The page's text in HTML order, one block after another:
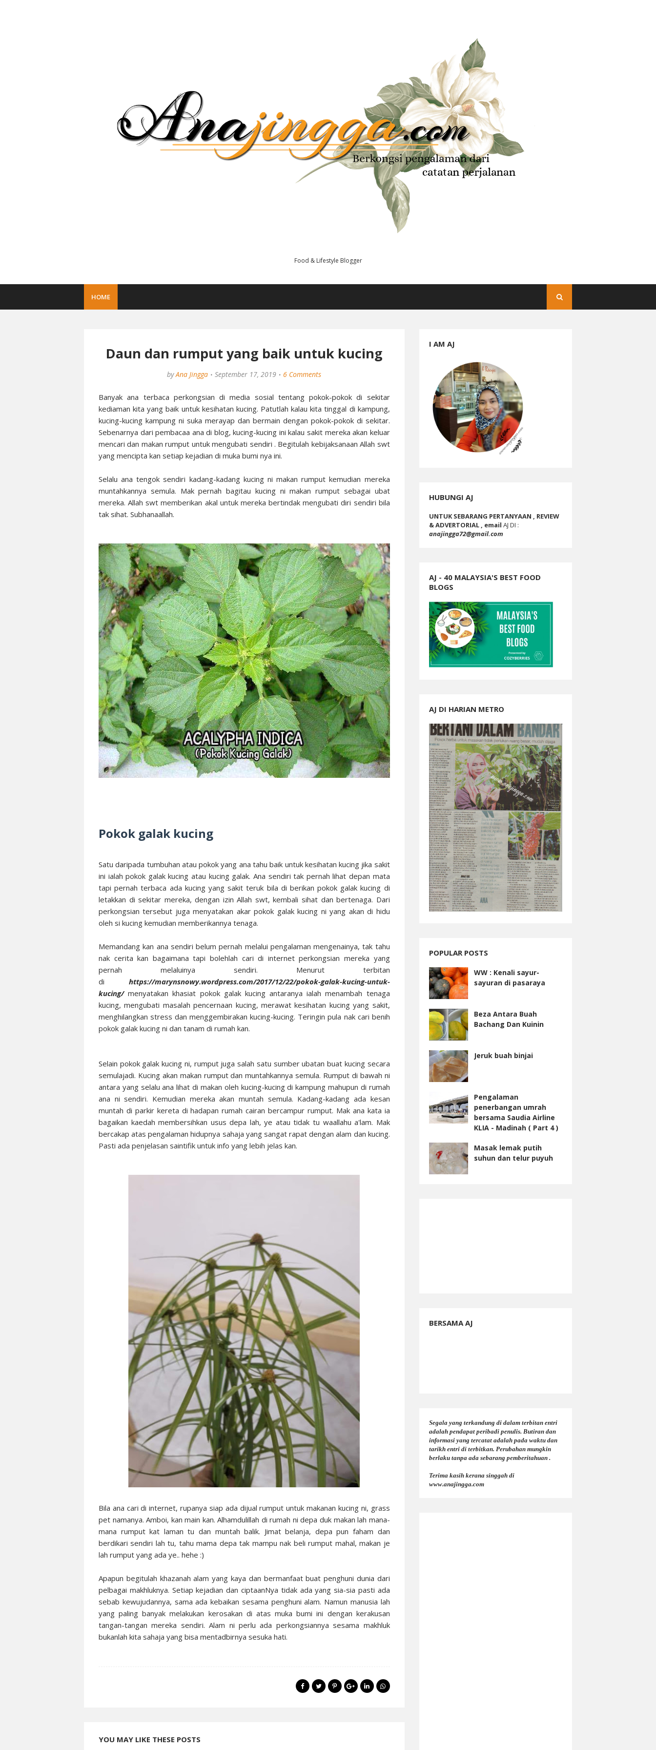
Food & Lifestyle Blogger
HOME
Daun dan rumput yang baik untuk kucing
by Ana Jingga September 17, 2019 6 Comments
Banyak ana terbaca perkongsian di media sosial tentang pokok-pokok di sekitar
kediaman kita yang baik untuk kesihatan kucing. Patutlah kalau kita tinggal di kampung,
kucing-kucing kampung ni suka merayap dan bermain dengan pokok-pokok di sekitar.
Sebenarnya dari pembacaa ana di blog, kucing-kucing ini kalau sakit mereka akan keluar
mencari dan makan rumput untuk mengubati sendiri . Begitulah kebijaksanaan Allah swt
yang mencipta kan setiap kejadian di muka bumi nya ini.
Selalu ana tengok sendiri kadang-kadang kucing ni makan rumput kemudian mereka
muntahkannya semula. Mak pernah bagitau kucing ni makan rumput sebagai ubat
mereka. Allah swt memberikan akal untuk mereka bertindak mengubati diri sendiri bila
tak sihat. Subhanaallah.
Pokok galak kucing
Satu daripada tumbuhan atau pokok yang ana tahu baik untuk kesihatan kucing jika sakit
ini ialah pokok galak kucing atau kucing galak. Ana sendiri tak pernah lihat depan mata
tapi pernah terbaca ada kucing yang sakit teruk bila di berikan pokok galak kucing di
letakkan di sekitar mereka, dengan izin Allah swt, kembali sihat dan bertenaga. Dari
perkongsian tersebut juga menyatakan akar pokok galak kucing ni yang akan di hidu
oleh si kucing kemudian memberikannya tenaga.
Memandang kan ana sendiri belum pernah melalui pengalaman mengenainya, tak tahu
nak cerita kan bagaimana tapi bolehlah cari di internet perkongsian mereka yang
pernah melaluinya sendiri. Menurut terbitan
di https://marynsnowy.wordpress.com/2017/12/22/pokok-galak-kucing-untuk-
kucing/menyatakan khasiat pokok galak kucing antaranya ialah menambah tenaga
kucing, mengubati masalah pencernaan kucing, merawat kesihatan kucing yang sakit,
menghilangkan stress dan menggembirakan kucing-kucing. Teringin pula nak cari benih
pokok galak kucing ni dan tanam di rumah kan.
Selain pokok galak kucing ni, rumput juga salah satu sumber ubatan buat kucing secara
semulajadi. Kucing akan makan rumput dan muntahkannya semula. Rumput di bawah ni
antara yang selalu ana lihat di makan oleh kucing-kucing di kampung mahupun di rumah
ana ni sendiri. Kemudian mereka akan muntah semula. Kadang-kadang ada kesan
muntah di parkir kereta di hadapan rumah cairan bercampur rumput. Mak ana kata ia
bagaikan kaedah membersihkan usus depa lah, ye atau tidak tu waallahu a'lam. Mak
bercakap atas pengalaman hidupnya sahaja yang sangat rapat dengan alam dan kucing.
Pasti ada penjelasan saintifik untuk info yang lebih jelas kan.
Bila ana cari di internet, rupanya siap ada dijual rumput untuk makanan kucing ni, grass
pet namanya. Amboi, kan main kan. Alhamdulillah di rumah ni depa duk makan lah mana-
mana rumput kat laman tu dan muntah balik. Jimat belanja, depa pun faham dan
berdikari sendiri lah tu, tahu mama depa tak mampu nak beli rumput mahal, makan je
lah rumput yang ada ye.. hehe :)
Apapun begitulah khazanah alam yang kaya dan bermanfaat buat penghuni dunia dari
pelbagai makhluknya. Setiap kejadian dan ciptaanNya tidak ada yang sia-sia pasti ada
sebab kewujudannya, sama ada kebaikan sesama penghuni alam. Namun manusia lah
yang paling banyak melakukan kerosakan di atas muka bumi ini dengan kerakusan
tangan-tangan mereka sendiri. Alam ni perlu ada perkongsiannya sesama makhluk
bukanlah kita sahaja yang bisa mentadbirnya sesuka hati.
YOU MAY LIKE THESE POSTS
I AM AJ
HUBUNGI AJ
UNTUK SEBARANG PERTANYAAN , REVIEW
& ADVERTORIAL , email AJ DI :
anajingga72@gmail.com
AJ - 40 MALAYSIA'S BEST FOOD
BLOGS
AJ DI HARIAN METRO
POPULAR POSTS
WW : Kenali sayur-
sayuran di pasaraya
Beza Antara Buah
Bachang Dan Kuinin
Jeruk buah binjai
Pengalaman
penerbangan umrah
bersama Saudia Airline
KLIA - Madinah ( Part 4 )
Masak lemak putih
suhun dan telur puyuh
BERSAMA AJ
Segala yang terkandung di dalam terbitan entri
adalah pendapat peribadi penulis. Butiran dan
informasi yang tercatat adalah pada waktu dan
tarikh entri di terbitkan. Perubahan mungkin
berlaku tanpa ada sebarang pemberitahuan .
Terima kasih kerana singgah di
www.anajingga.com